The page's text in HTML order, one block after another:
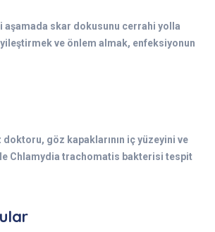
skar dokusunu cerrahi yolla
ve önlem almak, enfeksiyonun
göz kapaklarının iç yüzeyini ve
Chlamydia trachomatis bakterisi tespit